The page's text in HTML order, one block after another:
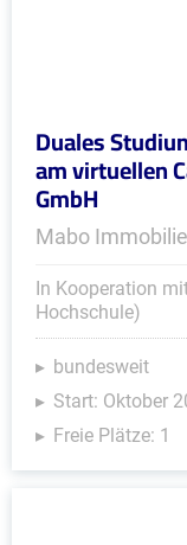
Duales
am virtuellen
GmbH
Mabo
In Kooperation
Hochschule)
bundesweit
Start: Oktober
Freie Plätze: 1